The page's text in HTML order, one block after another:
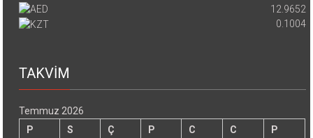
12.9652
0.1004
TAKVİM
Temmuz 2026
P
S Ç P C C
P